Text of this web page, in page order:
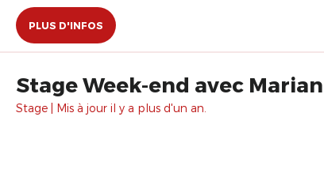
PLUS D'INFOS
Stage Week-end avec
Stage | Mis à jour il y a plus d'un an.